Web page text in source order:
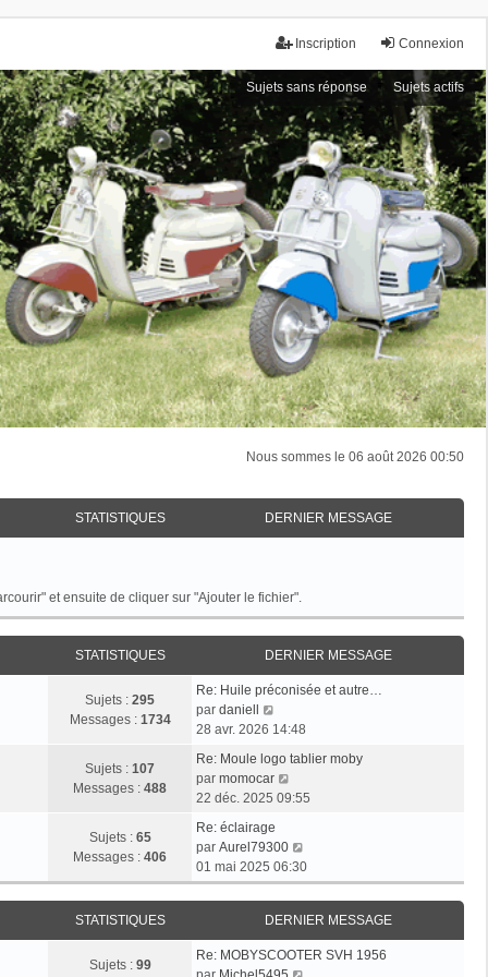
Connexion
Inscription
Sujets sans réponse Sujets actifs
Nous sommes le 06 août 2026 00:50
STATISTIQUES DERNIER MESSAGE
et ensuite de cliquer sur "Ajouter le fichier".
STATISTIQUES DERNIER MESSAGE
Sujets : 295
Messages : 1734
D
e
r
i
e
r
m
e
s
s
a
e
Re: Huile préconisée et autre…
par daniell
o
s
u
l
e
r
l
e
d
e
r
28 avr. 2026 14:48
Sujets : 107
Messages : 488
D
e
r
i
e
r
s
Re: Moule logo tablier moby
par momocar
o
u
l
e
l
22 déc. 2025 09:55
Sujets : 65
Messages : 406
D
e
r
n
i
r
m
Re: éclairage
par Aurel79300
o
n
s
u
l
t
01 mai 2025 06:30
STATISTIQUES DERNIER MESSAGE
Sujets : 99
D
Re: MOBYSCOOTER SVH 1956